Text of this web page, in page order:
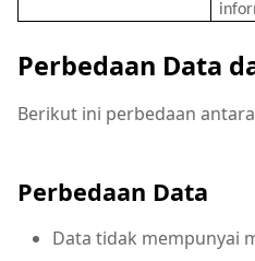
Perbedaan Data
Berikut ini perbedaan
Perbedaan Data
Data tidak mempunyai